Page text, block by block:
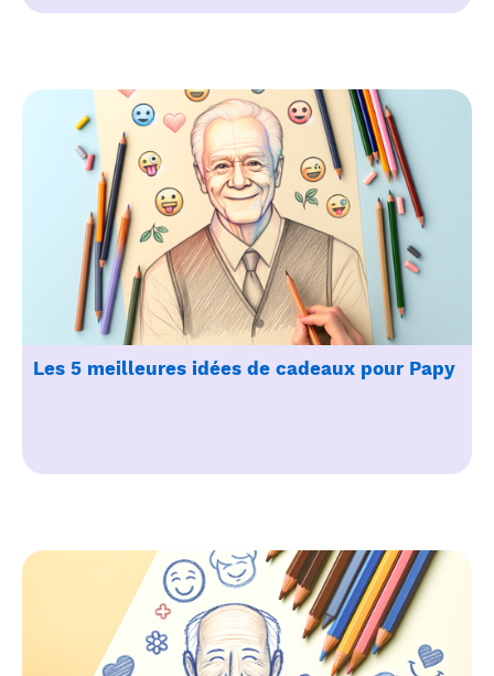
Les 5 meilleures idées de cadeaux pour Papy